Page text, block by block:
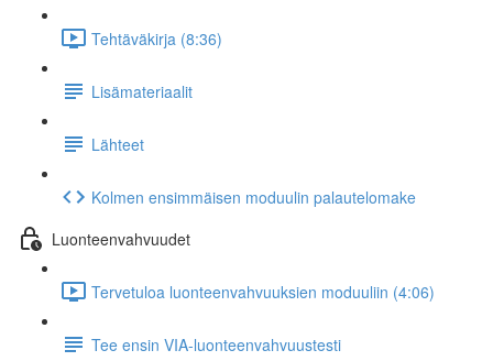
Tehtäväkirja (8:36)
Lisämateriaalit
Lähteet
Kolmen ensimmäisen moduulin palautelomake
Luonteenvahvuudet
Tervetuloa luonteenvahvuuksien moduuliin (4:06)
Tee ensin VIA-luonteenvahvuustesti